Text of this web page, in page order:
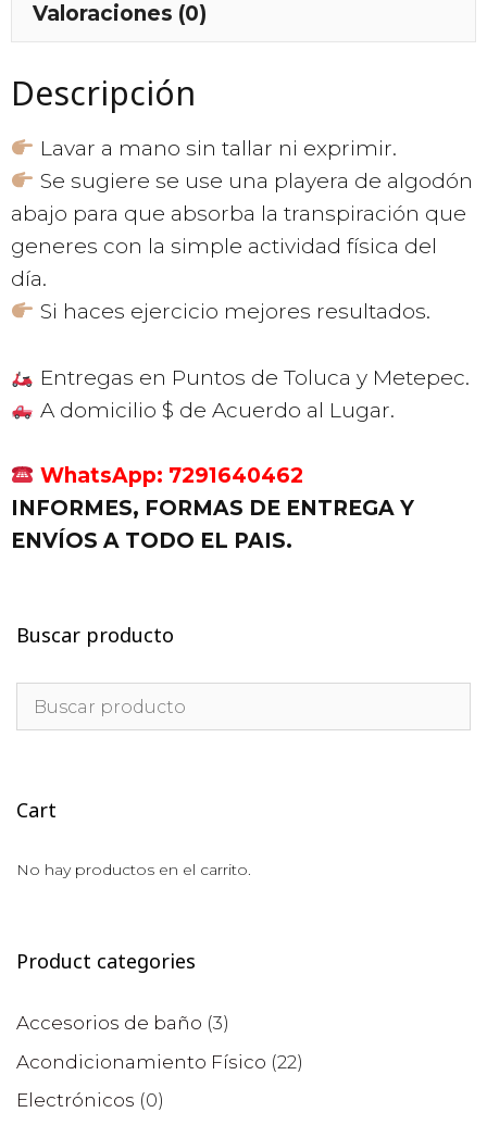
Valoraciones (0)
Descripción
Lavar a mano sin tallar ni exprimir.
Se sugiere se use una playera de algodón
abajo para que absorba la transpiración que
generes con la simple actividad física del
día.
Si haces ejercicio mejores resultados.
Entregas en Puntos de Toluca y Metepec.
A domicilio $ de Acuerdo al Lugar.
WhatsApp: 7291640462
INFORMES, FORMAS DE ENTREGA Y
ENVÍOS A TODO EL PAIS.
Buscar producto
Cart
No hay productos en el carrito.
Product categories
Accesorios de baño (3)
Acondicionamiento Físico (22)
Electrónicos (0)